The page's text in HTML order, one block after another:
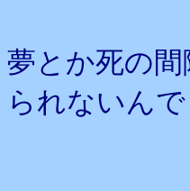
夢とか死の
られないんで